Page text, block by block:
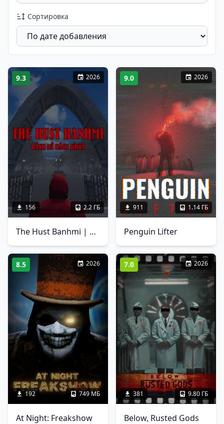
Сортировка
9.3 2026
156 2.2 ГБ
The Hust Banhmi | Banh Mi Bach Khoa
9.0 2026
911 1.14 ГБ
Penguin Lifter
8.5 2026
192 749 МБ
At Night: Freakshow
7.0 2026
381 9.80 ГБ
Below, Rusted Gods